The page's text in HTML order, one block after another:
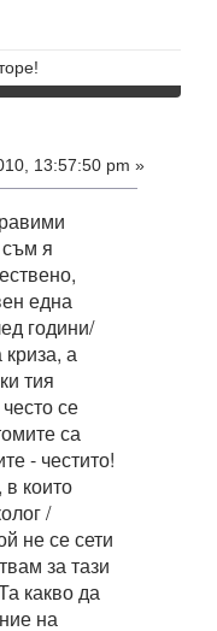
13:57:50 pm »
я
една
години/
а
тия
се
са
- честито!
в които
/
не се сети
за тази
какво да
на